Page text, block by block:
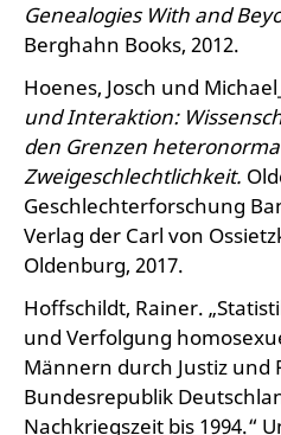
Genealogies With and
Berghahn Books, 2012.
Hoenes, Josch und
und Interaktion:
den Grenzen
Zweigeschlechtlichkeit.
Geschlechterforschung
Verlag der Carl von
Oldenburg, 2017.
Hoffschildt, Rainer.
und Verfolgung
Männern durch Justiz und
Bundesrepublik
Nachkriegszeit bis 1994.“